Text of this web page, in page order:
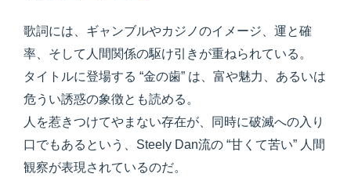
歌詞には、ギャンブルやカジノのイメージ、運と確
率、そして人間関係の駆け引きが重ねられている。
タイトルに登場する “金の歯” は、富や魅力、あるいは
危うい誘惑の象徴とも読める。
人を惹きつけてやまない存在が、同時に破滅への入り
口でもあるという、Steely Dan流の “甘くて苦い” 人間
観察が表現されているのだ。